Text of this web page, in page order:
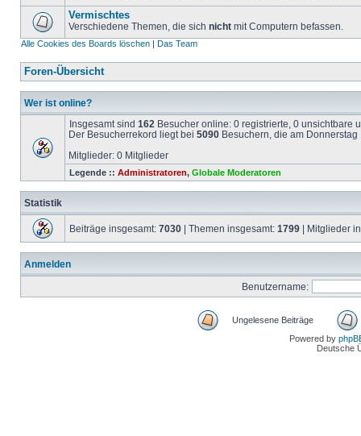
Vermischtes
Verschiedene Themen, die sich nicht mit Computern befassen.
Alle Cookies des Boards löschen | Das Team
Foren-Übersicht
Wer ist online?
Insgesamt sind 162 Besucher online: 0 registrierte, 0 unsichtbare
Der Besucherrekord liegt bei 5090 Besuchern, die am
Mitglieder: 0 Mitglieder
Legende :: Administratoren, Globale Moderatoren
Statistik
Beiträge insgesamt: 7030 | Themen insgesamt: 1799 | Mitglieder
Anmelden
Benutzername:
Ungelesene Beiträge
Powered by
Deutsche